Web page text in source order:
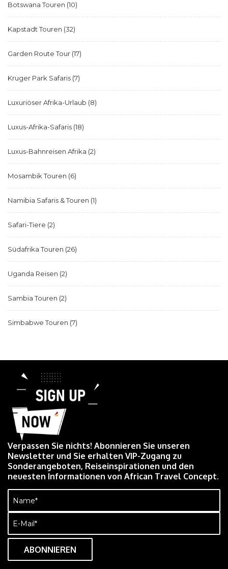
Botswana Touren (10)
Kapstadt Touren (32)
Garden Route Tour (17)
Kruger Park Safaris (7)
Luxuriöser Afrika-Urlaub (8)
Luxus-Afrika-Safaris (18)
Luxus-Bahnreisen Afrika (2)
Mosambik Touren (6)
Namibia Safaris & Touren (1)
Safari-Tiere (2)
Südafrika Touren (26)
Uganda Reisen (2)
Sambia Touren (2)
Simbabwe Touren (7)
Verpassen Sie nichts! Abonnieren Sie unseren
Newsletter und Sie erhalten VIP-Zugang zu
Sonderangeboten, Reiseinspirationen und den
neuesten Informationen von African Travel Concept.
Name
(erforderlich)
E-
Mail
(erforderlich)